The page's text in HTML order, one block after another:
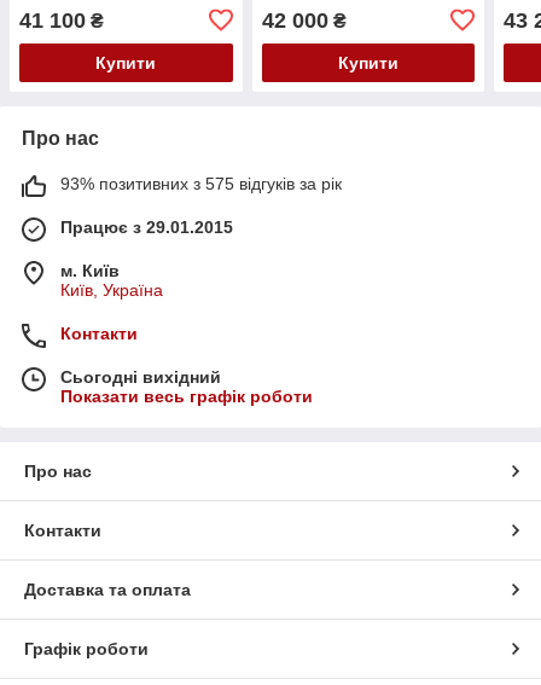
Pocket spring) сірий Laura
33 (ISM-051357)
41 100 ₴
Купити
Silver) сірий Laura 33
(ISM-051363)
42 000₴
Купити
43
Про нас
93% позитивних з 575 відгуків за рік
Працює з 29.01.2015
м. Київ
Київ, Україна
Контакти
Сьогодні вихідний
Показати весь графік роботи
Про нас
Контакти
Доставка та оплата
Графік роботи